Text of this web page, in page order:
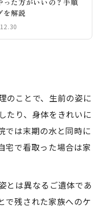
った方がいいの？手順
を解説
のことで、生前の姿に
たり、身体をきれいに
では末期の水と同時に
宅で看取った場合は家
とは異なるご遺体であ
で残された家族へのケ